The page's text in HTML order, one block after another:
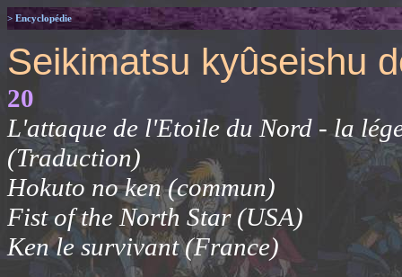
> Encyclopédie
Seikimatsu kyûseishu
20
L'attaque de l'Etoile du Nord - la
(Traduction)
Hokuto no ken (commun)
Fist of the North Star (USA)
Ken le survivant (France)